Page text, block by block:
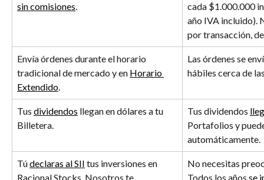
sin comisiones.
cada $1.000.000
año IVA incluido).
por transacción,
Envía órdenes durante el horario
tradicional de mercado y en Horario
Extendido.
Las órdenes se
hábiles cerca de
Tus dividendos llegan en dólares a tu
Billetera.
Tus dividendos
Portafolios y
automáticamente.
Tú declaras al SII tus inversiones en
Racional Stocks. Nosotros te
No necesitas
Todos los años se